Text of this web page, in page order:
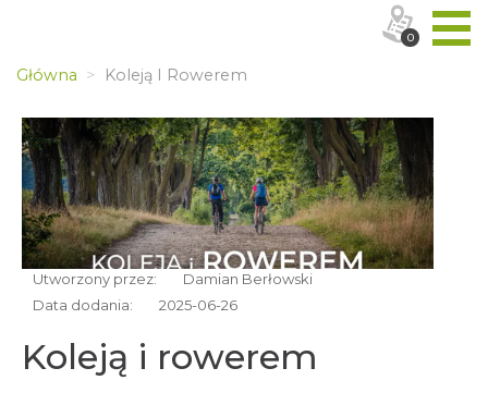
Główna Koleją I Rowerem
Utworzony przez:
Damian Berłowski
Data dodania:
2025-06-26
Koleją i rowerem
0